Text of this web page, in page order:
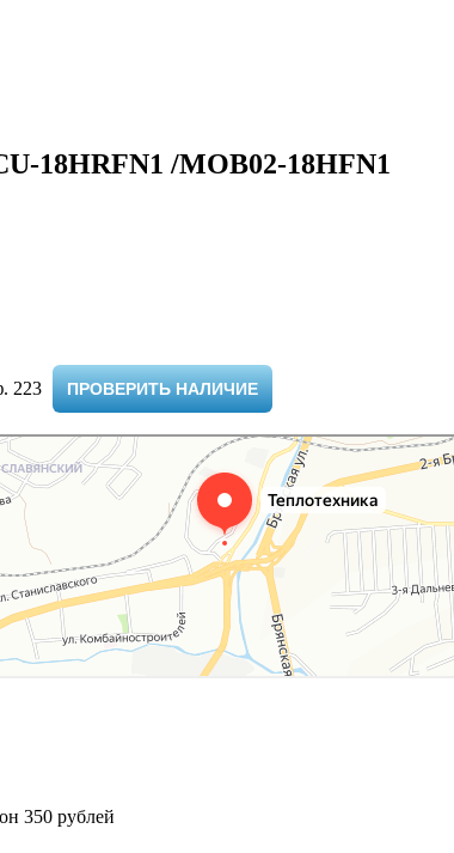
18HRFN1 /MOB02-18HFN1
223 ПРОВЕРИТЬ НАЛИЧИЕ
350 рублей